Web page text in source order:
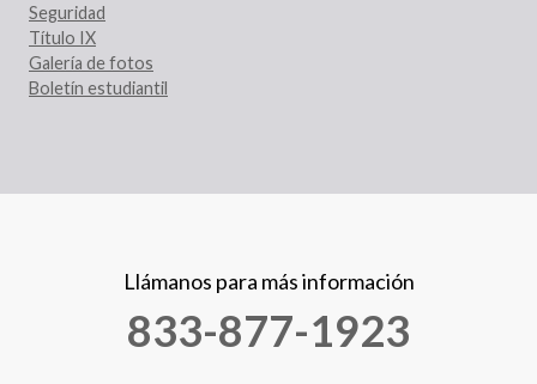
Seguridad
Título IX
Galería de fotos
Boletín estudiantil
Llámanos para más información
833-877-1923